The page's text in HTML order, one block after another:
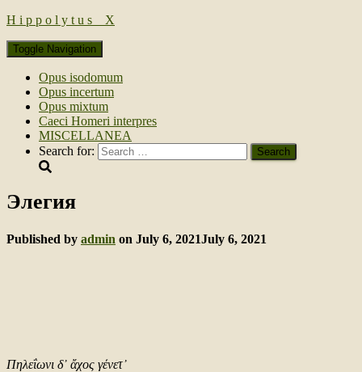
H i p p o l y t u s _ Х
Toggle Navigation
Opus isodomum
Opus incertum
Opus mixtum
Caeci Homeri interpres
MISCELLANEA
Search for:
Элегия
Published by admin on July 6, 2021July 6, 2021
Πηλεΐωνι δ᾿ ἄχος γένετ᾿